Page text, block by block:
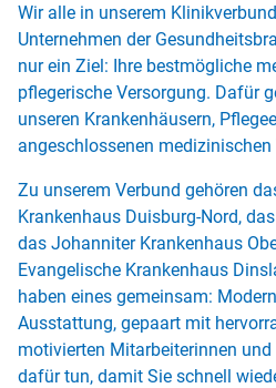
Wir alle in unserem
Unternehmen der
nur ein Ziel: Ihre bestmögliche
pflegerische Versorgung. Dafür
unseren Krankenhäusern,
angeschlossenen
Zu unserem Verbund gehören
Krankenhaus Duisburg-Nord,
das Johanniter Krankenhaus
Evangelische Krankenhaus
haben eines gemeinsam:
Ausstattung, gepaart mit
motivierten Mitarbeiterinnen
dafür tun, damit Sie schnell